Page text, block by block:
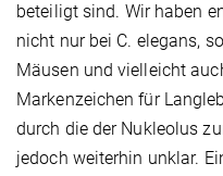
beteiligt sind. Wir haben
nicht nur bei C. elegans,
Mäusen und vielleicht
Markenzeichen für
durch die der Nukleolus
jedoch weiterhin unklar.